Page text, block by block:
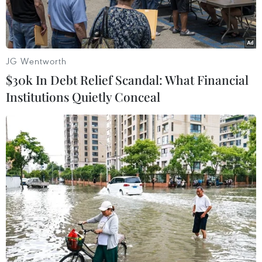
Bị can Dương Tấn Thiện. (Ảnh: TTXVN phát)
JG Wentworth
$30k In Debt Relief Scandal: What Financial
Institutions Quietly Conceal